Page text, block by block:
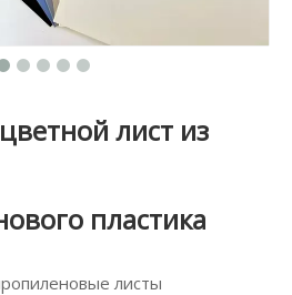
лист из
пластика
листы